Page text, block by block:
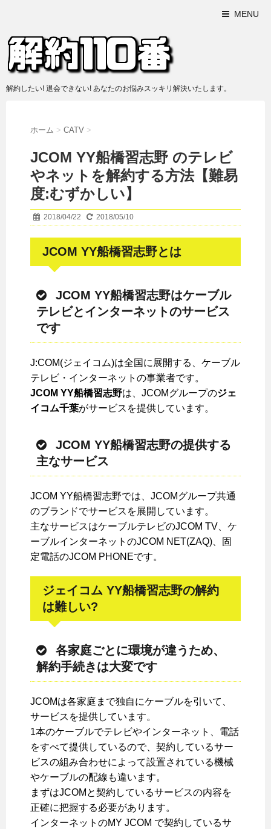
MENU
解約したい! 退会できない! あなたのお悩みスッキリ解決いたします。
ホーム > CATV >
JCOM YY船橋習志野 のテレビ
やネットを解約する方法【難易
度:むずかしい】
2018/04/22 2018/05/10
JCOM YY船橋習志野とは
JCOM YY船橋習志野はケーブル
テレビとインターネットのサービス
です
J:COM(ジェイコム)は全国に展開する、ケーブル
テレビ・インターネットの事業者です。
JCOM YY船橋習志野は、JCOMグループのジェ
イコム千葉がサービスを提供しています。
JCOM YY船橋習志野の提供する
主なサービス
JCOM YY船橋習志野では、JCOMグループ共通
のブランドでサービスを展開しています。
主なサービスはケーブルテレビのJCOM TV、ケ
ーブルインターネットのJCOM NET(ZAQ)、固
定電話のJCOM PHONEです。
ジェイコム YY船橋習志野の解約
は難しい?
各家庭ごとに環境が違うため、
解約手続きは大変です
JCOMは各家庭まで独自にケーブルを引いて、
サービスを提供しています。
1本のケーブルでテレビやインターネット、電話
をすべて提供しているので、契約しているサー
ビスの組み合わせによって設置されている機械
やケーブルの配線も違います。
まずはJCOMと契約しているサービスの内容を
正確に把握する必要があります。
インターネットのMY JCOM で契約しているサ